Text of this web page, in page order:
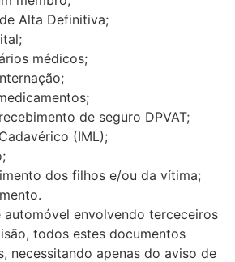
Alta Definitiva;
médicos;
de seguro DPVAT;
(IML);
dos filhos e/ou da vítima;
automóvel envolvendo terceceiros
todos estes documentos
necessitando apenas do aviso de